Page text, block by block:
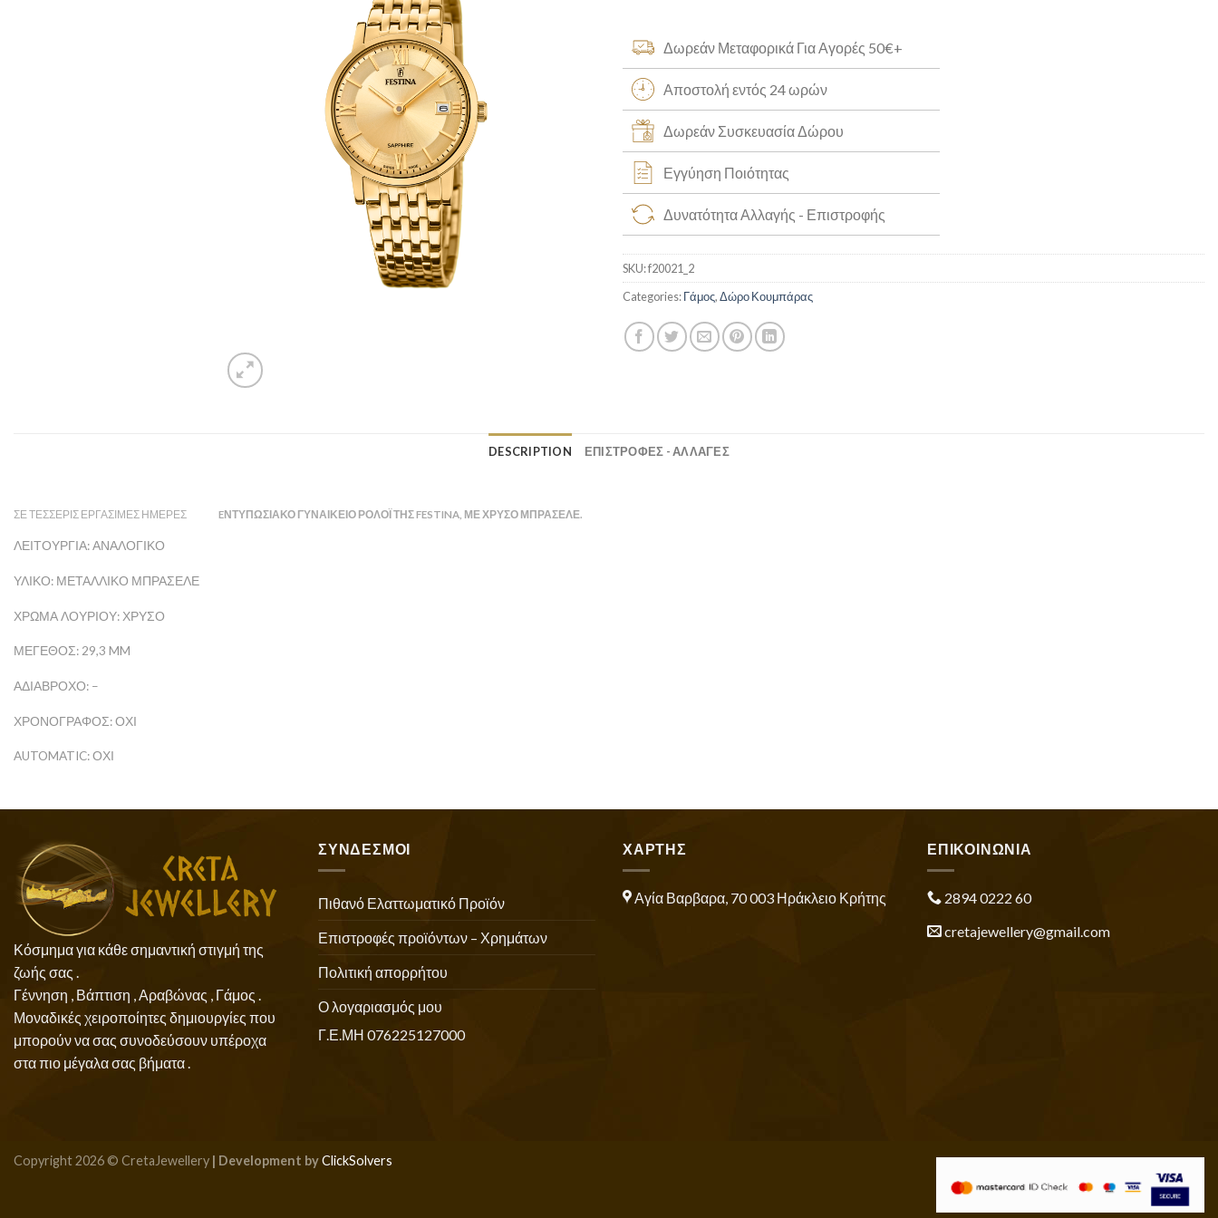
Δωρεάν Μεταφορικά Για Αγορές 50€+
Αποστολή εντός 24 ωρών
Δωρεάν Συσκευασία Δώρου
Εγγύηση Ποιότητας
Δυνατότητα Αλλαγής - Επιστροφής
SKU:f20021_2
Categories:Γάμος,Δώρο Κουμπάρας
DESCRIPTION ΕΠΙΣΤΡΟΦΕΣ - ΑΛΛΑΓΕΣ
ΣΕ ΤΈΣΣΕΡΙΣ ΕΡΓΆΣΙΜΕΣ ΗΜΈΡΕΣ EΝΤΥΠΩΣΙΑΚΌ ΓΥΝΑΙΚΕΊΟ ΡΟΛΌΙ ΤΗΣ FESTINA, ΜΕ ΧΡΥΣΌ ΜΠΡΑΣΕΛΈ.
ΛΕΙΤΟΥΡΓΊΑ: ΑΝΑΛΟΓΙΚΌ
ΥΛΙΚΌ: ΜΕΤΑΛΛΙΚΌ ΜΠΡΑΣΕΛΈ
ΧΡΏΜΑ ΛΟΥΡΙΟΎ: ΧΡΥΣΌ
ΜΈΓΕΘΟΣ: 29,3 MM
ΑΔΙΆΒΡΟΧΟ: –
ΧΡΟΝΟΓΡΆΦΟΣ: ΌΧΙ
AUTOMATIC: ΌΧΙ
Κόσμημα για κάθε σημαντική στιγμή της
ζωής σας .
Γέννηση , Βάπτιση , Αραβώνας , Γάμος .
Μοναδικές χειροποίητες δημιουργίες που
μπορούν να σας συνοδεύσουν υπέροχα
στα πιο μέγαλα σας βήματα .
ΣΥΝΔΕΣΜΟΙ
Πιθανό Ελαττωματικό Προϊόν
Επιστροφές προϊόντων – Χρημάτων
Πολιτική απορρήτου
Ο λογαριασμός μου
Γ.Ε.ΜΗ 076225127000
ΧΑΡΤΗΣ
Αγία Βαρβαρα, 70 003 Ηράκλειο Κρήτης
ΕΠΙΚΟΙΝΩΝΙΑ
2894 0222 60
cretajewellery@gmail.com
Copyright 2026 © CretaJewellery | Development byClickSolvers